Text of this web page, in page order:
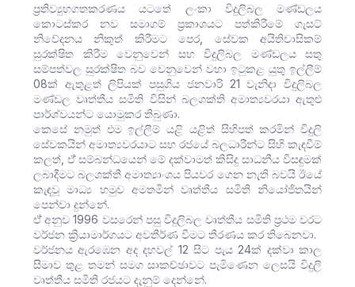
ප්‍රතිව්‍යුහගතකරණය යටතේ ලංකා විදුලිබල මණ්ඩලය
කොටස්කර නව සමාගම් ප්‍රකාශයට පත්කිරීමේ ගැසට්
නිවේදනය නිකුත් කිරීමට පෙර, සේවක අයිතිවාසිකම්
සුරක්ෂිත කිරීම වෙනුවෙන් සහ විදුලිබල මණ්ඩලය සතු
සම්පත්වල සුරක්ෂිත බව වෙනුවෙන් වහා ඉටුකළ යුතු ඉල්ලීම්
08ක් ඇතුළත් ලිපියක් පසුගිය ජනවාරි 21 වැනිදා විදුලිබල
මණ්ඩල වෘත්තීය සමිති විසින් බලශක්ති අමාත්‍යවරයා ඇතුළු
පාර්ශ්වයන්ට යොමුකර තිබුණා.
කෙසේ නමුත් එම ඉල්ලීම් යළි යළිත් සිහිපත් කරමින් විදුලි
සේවකයින් අමාත්‍යවරයාට සහ රජයේ බලධාරීන්ට සිහි කැඳවීම්
කලත්, ඒ් සම්බන්ධයෙන් මේ දක්වාමත් කිසිදු සාධනීය විසඳුමක්
ලබාදීමට බලශක්ති අමාත්‍යාංශය පියවර ගෙන නැති බවයි ඊයේ
කැඳවූ මාධ්‍ය හමුව අමතමින් වෘත්තීය සමිති නියෝජිතයින්
පෙන්වා දුන්නේ.
ඒ් අනුව 1996 වසරෙන් පසු විදුලිබල වෘත්තීය සමිති ප්‍රථම වරට
වර්ජන ක්‍රියාමාර්ගයට අවතීර්ණ වීමට තීරණය කර තිබෙනවා.
වර්ජනය ඇරඹෙන අද දහවල් 12 සිට පැය 24ක් දක්වා කාල
සීමාව තුළ තමන් සමග සාකච්ඡාවට පැමිණෙන ලෙසයි විදුලි
වෘත්තීය සමිති රජයට දැනුම් දෙන්නේ.